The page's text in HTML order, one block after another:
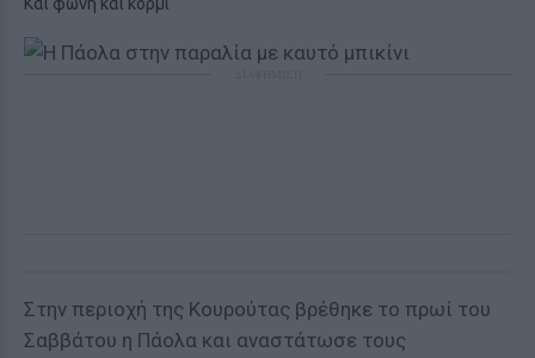
Στην περιοχή της Κουρούτας βρέθηκε το πρωί του
Σαββάτου η Πάολα και αναστάτωσε τους